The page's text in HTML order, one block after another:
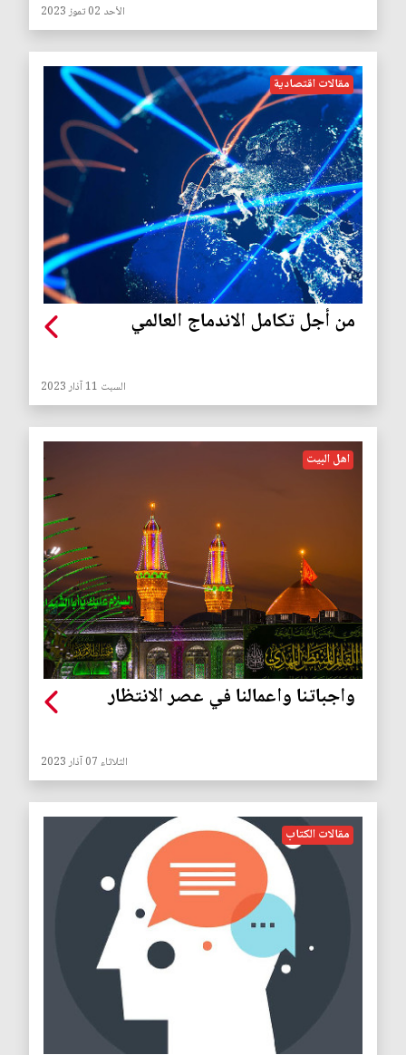
الأحد 02 تموز 2023
مقالات اقتصادية
من أجل تكامل الاندماج العالمي
السبت 11 آذار 2023
اهل البيت
واجباتنا واعمالنا في عصر الانتظار
الثلاثاء 07 آذار 2023
مقالات الكتاب